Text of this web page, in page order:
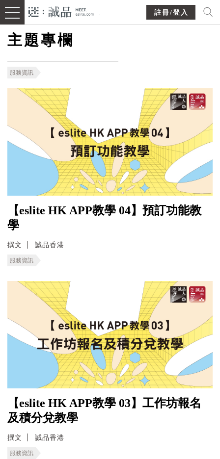
註冊/登入
主題專欄
服務資訊
【eslite HK APP教學 04】預訂功能教
學
撰文 誠品香港
服務資訊
【eslite HK APP教學 03】工作坊報名
及積分兌教學
撰文 誠品香港
服務資訊